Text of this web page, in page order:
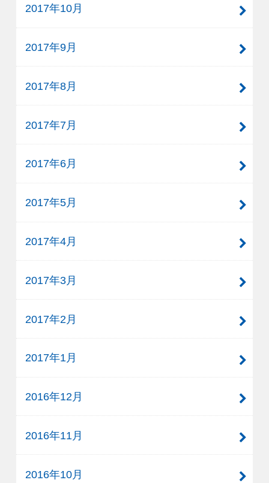
2017年10月
2017年9月
2017年8月
2017年7月
2017年6月
2017年5月
2017年4月
2017年3月
2017年2月
2017年1月
2016年12月
2016年11月
2016年10月